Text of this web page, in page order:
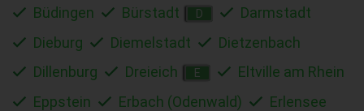
Büdingen
Bürstadt D
Darmstadt
Dieburg
Diemelstadt
Dietzenbach
Dillenburg
Dreieich E
Eltville am Rhein
Eppstein
Erbach (Odenwald)
Erlensee